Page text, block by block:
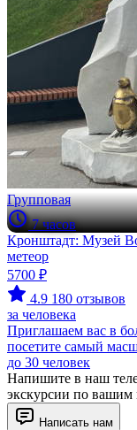
Групповая
7 часов
Кронштадт: Музей
метеор
5700 ₽
4.9 180 отзывов
за человека
Приглашаем вас в
посетите самый
до 30 человек
Напишите в наш
экскурсии по вашим
Написать нам